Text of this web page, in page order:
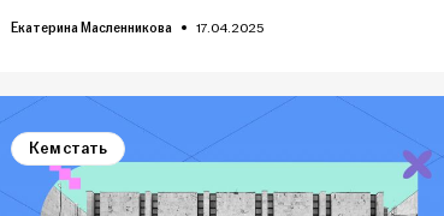
Екатерина Масленникова 17.04.2025
Кем стать